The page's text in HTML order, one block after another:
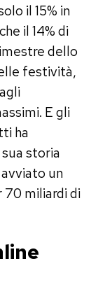
il 15% in
il 14% di
dello
festività,
E gli
ha
storia
un
70 miliardi di